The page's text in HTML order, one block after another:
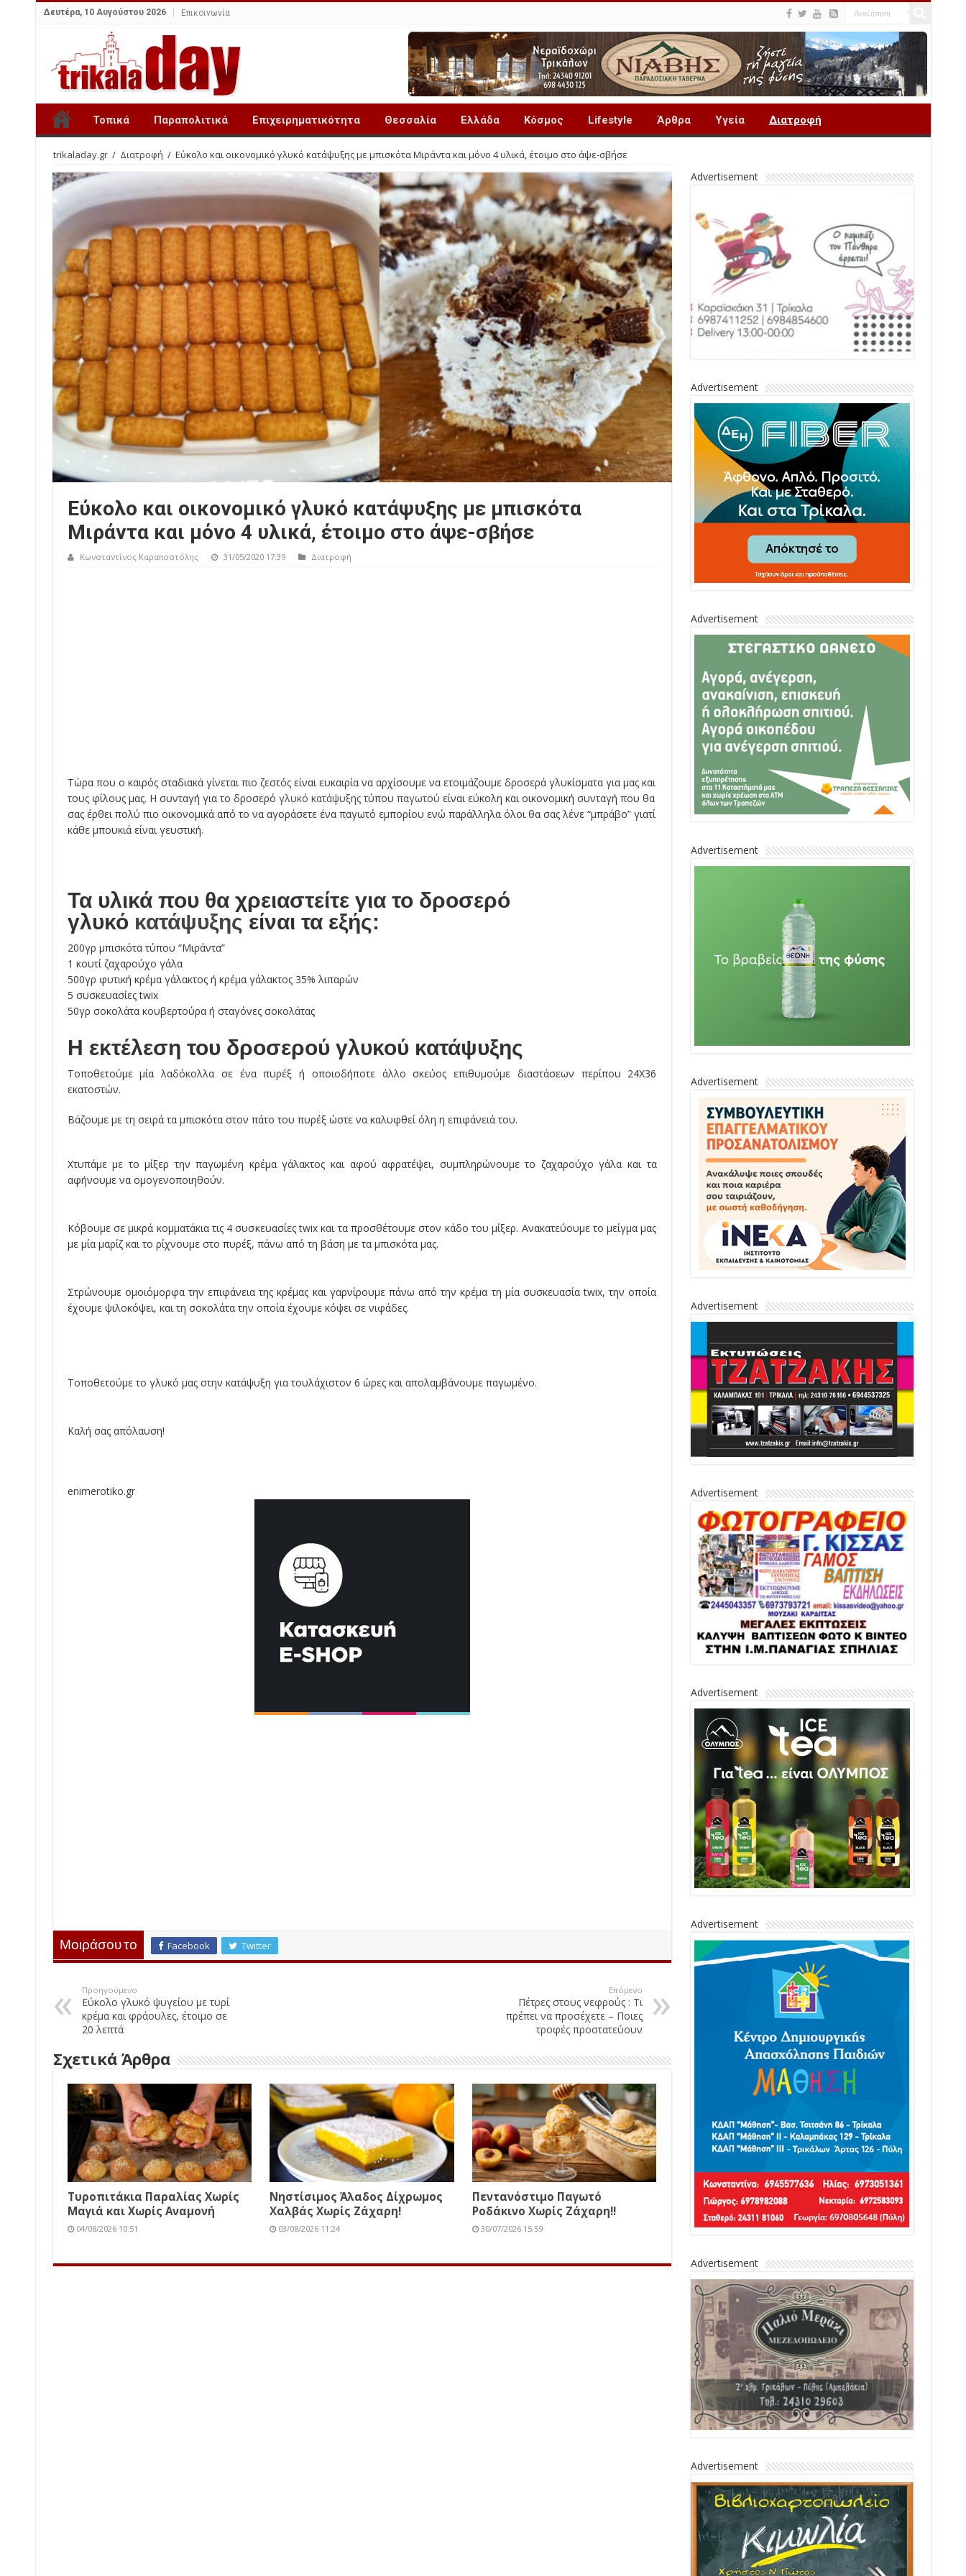
Δευτέρα, 10 Αυγούστου 2026 Επικοινωνία
Τοπικά Παραπολιτικά Επιχειρηματικότητα Θεσσαλία Ελλάδα Κόσμος Lifestyle Άρθρα Υγεία Διατροφή
trikaladay.gr / Διατροφή / Εύκολο και οικονομικό γλυκό κατάψυξης με μπισκότα Μιράντα και μόνο 4 υλικά, έτοιμο στο άψε-σβήσε
Εύκολο και οικονομικό γλυκό κατάψυξης με μπισκότα
Μιράντα και μόνο 4 υλικά, έτοιμο στο άψε-σβήσε
Κωνσταντίνος Καραποστόλης 31/05/2020 17:39 Διατροφή
Τώρα που ο καιρός σταδιακά γίνεται πιο ζεστός είναι ευκαιρία να αρχίσουμε να ετοιμάζουμε δροσερά γλυκίσματα για μας και
τους φίλους μας. Η συνταγή για το δροσερό γλυκό κατάψυξηςτύπου παγωτού είναι εύκολη και οικονομική συνταγή που θα
σας έρθει πολύ πιο οικονομικά από το να αγοράσετε ένα παγωτό εμπορίου ενώ παράλληλα όλοι θα σας λένε “μπράβο” γιατί
κάθε μπουκιά είναι γευστική.
Τα υλικά που θα χρειαστείτε για το δροσερό
γλυκό κατάψυξης είναι τα εξής:
200γρ μπισκότα τύπου “Μιράντα”
1 κουτί ζαχαρούχο γάλα
500γρ φυτική κρέμα γάλακτος ή κρέμα γάλακτος 35% λιπαρών
5 συσκευασίες twix
50γρ σοκολάτα κουβερτούρα ή σταγόνες σοκολάτας
Η εκτέλεση του δροσερού γλυκού κατάψυξης
Τοποθετούμε μία λαδόκολλα σε ένα πυρέξ ή οποιοδήποτε άλλο σκεύος επιθυμούμε διαστάσεων περίπου 24Χ36
εκατοστών.
Βάζουμε με τη σειρά τα μπισκότα στον πάτο του πυρέξ ώστε να καλυφθεί όλη η επιφάνειά του.
Χτυπάμε με το μίξερ την παγωμένη κρέμα γάλακτος και αφού αφρατέψει, συμπληρώνουμε το ζαχαρούχο γάλα και τα
αφήνουμε να ομογενοποιηθούν.
Κόβουμε σε μικρά κομματάκια τις 4 συσκευασίες twix και τα προσθέτουμε στον κάδο του μίξερ. Ανακατεύουμε το μείγμα μας
με μία μαρίζ και το ρίχνουμε στο πυρέξ, πάνω από τη βάση με τα μπισκότα μας.
Στρώνουμε ομοιόμορφα την επιφάνεια της κρέμας και γαρνίρουμε πάνω από την κρέμα τη μία συσκευασία twix, την οποία
έχουμε ψιλοκόψει, και τη σοκολάτα την οποία έχουμε κόψει σε νιφάδες.
Τοποθετούμε το γλυκό μας στην κατάψυξη για τουλάχιστον 6 ώρες και απολαμβάνουμε παγωμένο.
Καλή σας απόλαυση!
enimerotiko.gr
Μοιράσου το Facebook Twitter
Προηγούμενο
Εύκολο γλυκό ψυγείου με τυρί
κρέμα και φράουλες, έτοιμο σε
20 λεπτά
Επόμενο
Πέτρες στους νεφρούς : Τι
πρέπει να προσέχετε – Ποιες
τροφές προστατεύουν
Σχετικά Άρθρα
Τυροπιτάκια Παραλίας Χωρίς
Μαγιά και Χωρίς Αναμονή
04/08/2026 10:51
Νηστίσιμος Άλαδος Δίχρωμος
Χαλβάς Χωρίς Ζάχαρη!
03/08/2026 11:24
Πεντανόστιμο Παγωτό
Ροδάκινο Χωρίς Ζάχαρη!!
30/07/2026 15:59
Advertisement
Advertisement
Advertisement
Advertisement
Advertisement
Advertisement
Advertisement
Advertisement
Advertisement
Advertisement
Advertisement